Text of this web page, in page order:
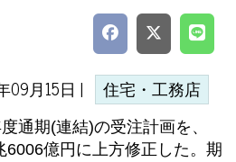
09月15日 | 住宅・工務店
通期(連結)の受注計画を、
億円に上方修正した。期